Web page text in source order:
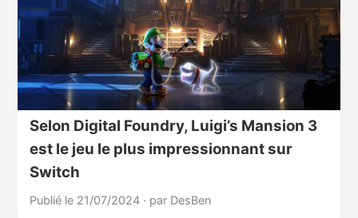
Selon Digital Foundry, Luigi’s Mansion 3
est le jeu le plus impressionnant sur
Switch
Publié le 21/07/2024 · par DesBen